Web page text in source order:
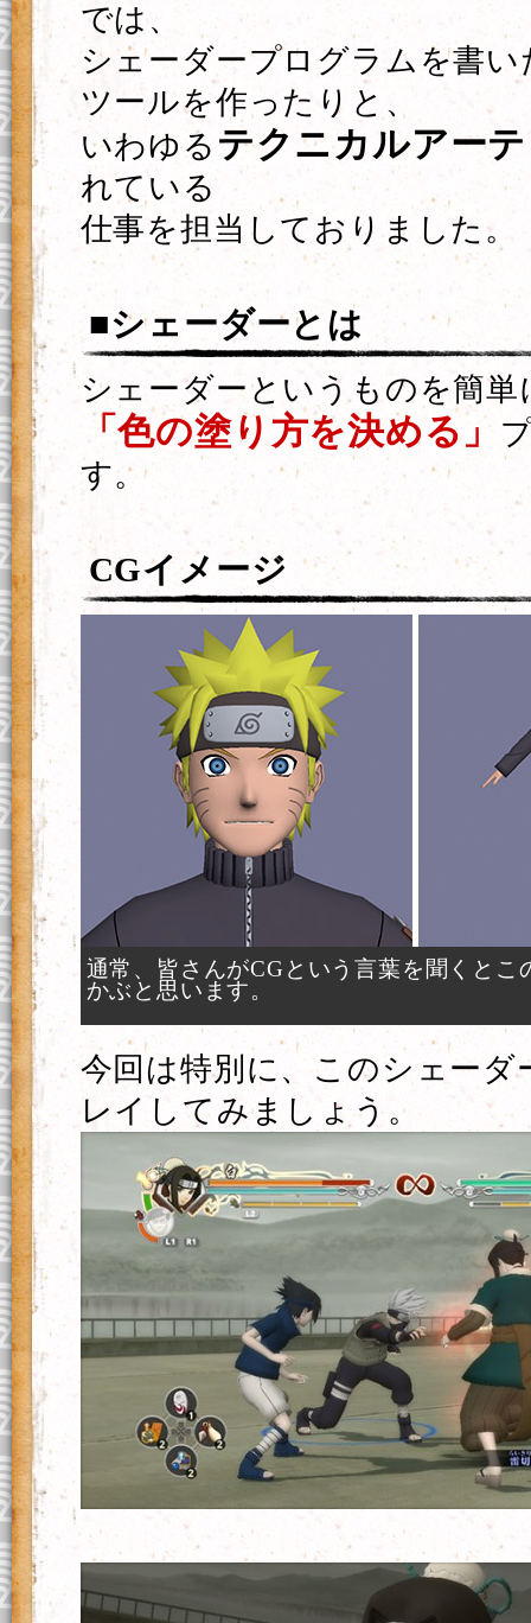
では、
シェーダープログラムを書
ツールを作ったりと、
いわゆる テクニカルアー
れている
仕事を担当しておりました。
■シェーダーとは
シェーダーというものを簡
「色の塗り方を決める」
す。
CGイメージ
通常、皆さんがCGという言葉を聞くとこ
かぶと思います。
今回は特別に、このシェーダ
レイしてみましょう。